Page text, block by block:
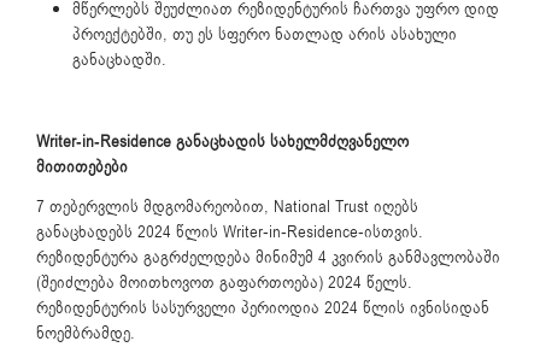
მწერლებს შეუძლიათ რეზიდენტურის ჩართვა უფრო დიდ
პროექტებში, თუ ეს სფერო ნათლად არის ასახული
განაცხადში.
Writer-in-Residence განაცხადის სახელმძღვანელო
მითითებები
7 თებერვლის მდგომარეობით, National Trust იღებს
განაცხადებს 2024 წლის Writer-in-Residence-ისთვის.
რეზიდენტურა გაგრძელდება მინიმუმ 4 კვირის განმავლობაში
(შეიძლება მოითხოვოთ გაფართოება) 2024 წელს.
რეზიდენტურის სასურველი პერიოდია 2024 წლის ივნისიდან
ნოემბრამდე.